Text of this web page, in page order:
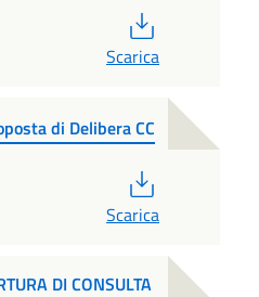
Scarica
di Delibera CC
Scarica
DI CONSULTA